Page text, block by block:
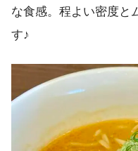
な食感。程よい密度と
す♪